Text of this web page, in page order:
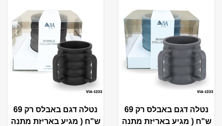
נטלה דגם באבלס רק 69
ש"ח ( מגיע באריזת מתנה
נטלה דגם באבלס רק 69
ש"ח ( מגיע באריזת מתנה